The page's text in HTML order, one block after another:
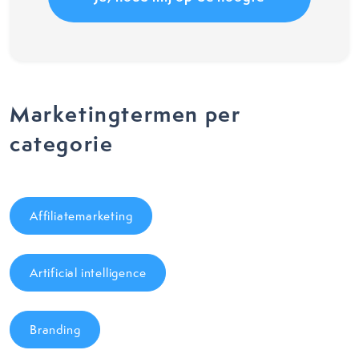
Marketingtermen per
categorie
Affiliatemarketing
Artificial intelligence
Branding